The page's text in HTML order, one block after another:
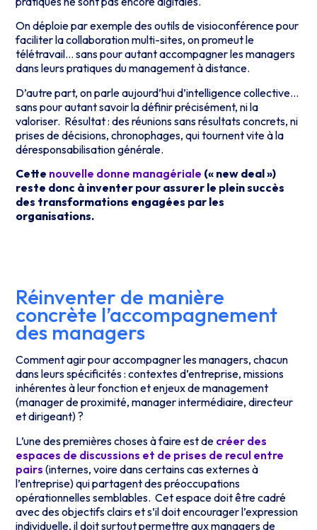
On déploie par exemple des outils de visioconférence pour
faciliter la collaboration multi-sites, on promeut le
télétravail… sans pour autant accompagner les managers
dans leurs pratiques du management à distance.
D’autre part, on parle aujourd’hui d’intelligence collective…
sans pour autant savoir la définir précisément, ni la
valoriser. Résultat : des réunions sans résultats concrets, ni
prises de décisions, chronophages, qui tournent vite à la
déresponsabilisation générale.
Cette nouvelle donne managériale (« new deal »)
reste donc à inventer pour assurer le plein succès
des transformations engagées par les
organisations.
Réinventer de manière
concrète l’accompagnement
des managers
Comment agir pour accompagner les managers, chacun
dans leurs spécificités : contextes d’entreprise, missions
inhérentes à leur fonction et enjeux de management
(manager de proximité, manager intermédiaire, directeur
et dirigeant) ?
L’une des premières choses à faire est de créer des
espaces de discussions et de prises de recul entre
pairs (internes, voire dans certains cas externes à
l’entreprise) qui partagent des préoccupations
opérationnelles semblables. Cet espace doit être cadré
avec des objectifs clairs et s’il doit encourager l’expression
individuelle, il doit surtout permettre aux managers de